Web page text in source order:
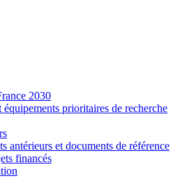
2030
équipements prioritaires de recherche
antérieurs et documents de référence
financés